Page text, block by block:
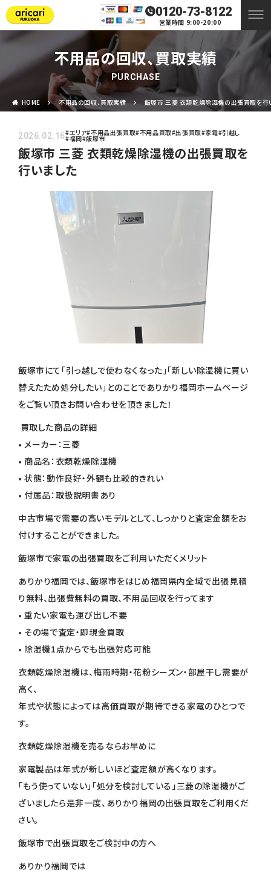
0120-73-8122
営業時間 9:00-20:00
不用品の回収、買取実績
PURCHASE
HOME 不用品の回収、買取実績 飯塚市 三菱 衣類乾燥除湿機の出張買取を行
2026.02.16#エリア#不用品出張買取#不用品買取#出張買取#家電#引越し
#福岡#飯塚市
飯塚市 三菱 衣類乾燥除湿機の出張買取を
行いました
飯塚市にて「引っ越しで使わなくなった」「新しい除湿機に買い
替えたため処分したい」とのことでありかり福岡ホームページ
をご覧い頂きお問い合わせを頂きました！
買取した商品の詳細
• メーカー：三菱
• 商品名：衣類乾燥除湿機
• 状態：動作良好・外観も比較的きれい
• 付属品：取扱説明書あり
中古市場で需要の高いモデルとして、しっかりと査定金額をお
付けすることができました。
飯塚市で家電の出張買取をご利用いただくメリット
ありかり福岡では、飯塚市をはじめ福岡県内全域で出張見積
り無料、出張費無料の買取、不用品回収を行ってます
• 重たい家電も運び出し不要
• その場で査定・即現金買取
• 除湿機1点からでも出張対応可能
衣類乾燥除湿機は、梅雨時期・花粉シーズン・部屋干し需要が
高く、
年式や状態によっては高価買取が期待できる家電のひとつで
す。
衣類乾燥除湿機を売るならお早めに
家電製品は年式が新しいほど査定額が高くなります。
「もう使っていない」「処分を検討している」三菱の除湿機がご
ざいましたら是非一度、ありかり福岡の出張買取をご利用くだ
さい。
飯塚市で出張買取をご検討中の方へ
ありかり福岡では